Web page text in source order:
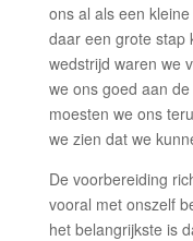
ons al als een
daar een grote stap
wedstrijd waren we
we ons goed aan
moesten we ons
we zien dat we
De voorbereiding
vooral met onszelf
het belangrijkste is